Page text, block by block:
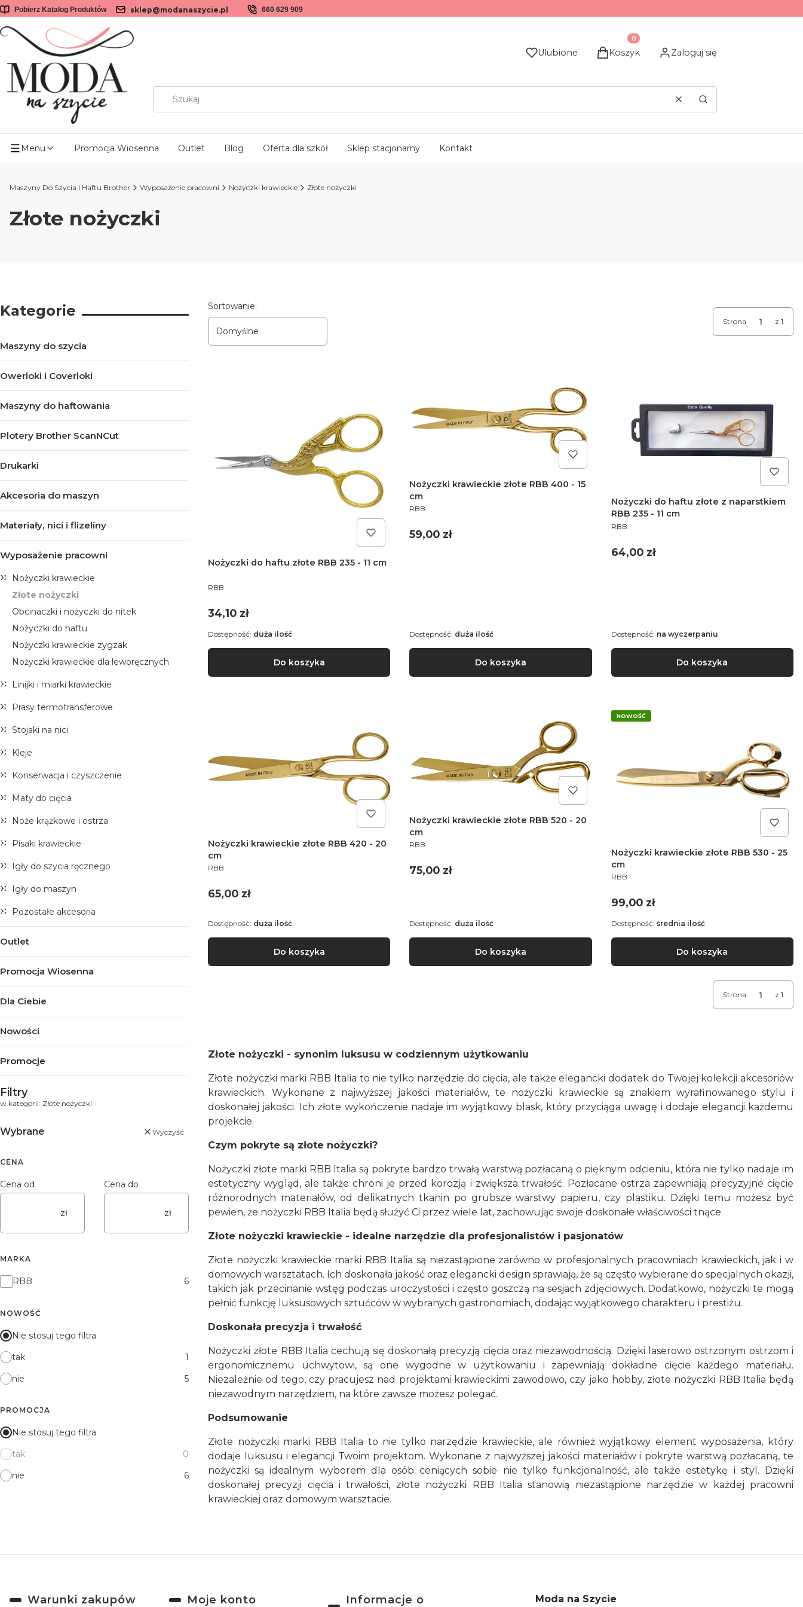
Pobierz Katalog Produktów sklep@modanaszycie.pl 660 629 909
Ulubione
Produkty w koszyku: 0. Zobacz szczegóły
Koszyk Zaloguj się
WyczyśćSzukaj
Menu Promocja Wiosenna Outlet Blog Oferta dla szkół Sklep stacjonarny Kontakt
Maszyny Do Szycia I Haftu Brother Wyposażenie pracowni Nożyczki krawieckie Złote nożyczki
Złote nożyczki
Kategorie
Maszyny do szycia
Owerloki i Coverloki
Maszyny do haftowania
Plotery Brother ScanNCut
Drukarki
Akcesoria do maszyn
Materiały, nici i flizeliny
Wyposażenie pracowni
Nożyczki krawieckie
Złote nożyczki
Obcinaczki i nożyczki do nitek
Nożyczki do haftu
Nożyczki krawieckie zygzak
Nożyczki krawieckie dla leworęcznych
Linijki i miarki krawieckie
Prasy termotransferowe
Stojaki na nici
Kleje
Konserwacja i czyszczenie
Maty do cięcia
Noże krążkowe i ostrza
Pisaki krawieckie
Igły do szycia ręcznego
Igły do maszyn
Pozostałe akcesoria
Outlet
Promocja Wiosenna
Dla Ciebie
Nowości
Promocje
Filtry
w kategorii: Złote nożyczki
Wybrane Wyczyść
CENA
Cena od
zł
Cena do
zł
MARKA
Marka
RBB 6
NOWOŚĆ
Nie stosuj tego filtra
tak
1
nie
5
PROMOCJA
Nie stosuj tego filtra
tak
0
nie
6
Lista produktów
Sortowanie:
Domyślne
Strona z 1
Nożyczki do haftu złote RBB 235 - 11 cm
PRODUCENT
RBB
Cena
34,10 zł
Do koszyka
Dostępność: duża ilość
Nożyczki krawieckie złote RBB 400 - 15
cm
PRODUCENT
RBB
Cena
59,00 zł
Do koszyka
Dostępność: duża ilość
Nożyczki do haftu złote z naparstkiem
RBB 235 - 11 cm
PRODUCENT
RBB
Cena
64,00 zł
Do koszyka
Dostępność: na wyczerpaniu
Nożyczki krawieckie złote RBB 420 - 20
cm
PRODUCENT
RBB
Cena
65,00 zł
Do koszyka
Dostępność: duża ilość
Nożyczki krawieckie złote RBB 520 - 20
cm
PRODUCENT
RBB
Cena
75,00 zł
Do koszyka
Dostępność: duża ilość
NOWOŚĆ
Nożyczki krawieckie złote RBB 530 - 25
cm
PRODUCENT
RBB
Cena
99,00 zł
Do koszyka
Dostępność: średnia ilość
Strona z 1
Złote nożyczki - synonim luksusu w codziennym użytkowaniu
Złote nożyczki marki RBB Italia to nie tylko narzędzie do cięcia, ale także elegancki dodatek do Twojej kolekcji akcesoriów
krawieckich. Wykonane z najwyższej jakości materiałów, te nożyczki krawieckie są znakiem wyrafinowanego stylu i
doskonałej jakości. Ich złote wykończenie nadaje im wyjątkowy blask, który przyciąga uwagę i dodaje elegancji każdemu
projekcie.
Czym pokryte są złote nożyczki?
Nożyczki złote marki RBB Italia są pokryte bardzo trwałą warstwą pozłacaną o pięknym odcieniu, która nie tylko nadaje im
estetyczny wygląd, ale także chroni je przed korozją i zwiększa trwałość. Pozłacane ostrza zapewniają precyzyjne cięcie
różnorodnych materiałów, od delikatnych tkanin po grubsze warstwy papieru, czy plastiku. Dzięki temu możesz być
pewien, że nożyczki RBB Italia będą służyć Ci przez wiele lat, zachowując swoje doskonałe właściwości tnące.
Złote nożyczki krawieckie - idealne narzędzie dla profesjonalistów i pasjonatów
Złote nożyczki krawieckie marki RBB Italia są niezastąpione zarówno w profesjonalnych pracowniach krawieckich, jak i w
domowych warsztatach. Ich doskonała jakość oraz elegancki design sprawiają, że są często wybierane do specjalnych okazji,
takich jak przecinanie wstęg podczas uroczystości i często goszczą na sesjach zdjęciowych. Dodatkowo, nożyczki te mogą
pełnić funkcję luksusowych sztućców w wybranych gastronomiach, dodając wyjątkowego charakteru i prestiżu.
Doskonała precyzja i trwałość
Nożyczki złote RBB Italia cechują się doskonałą precyzją cięcia oraz niezawodnością. Dzięki laserowo ostrzonym ostrzom i
ergonomicznemu uchwytowi, są one wygodne w użytkowaniu i zapewniają dokładne cięcie każdego materiału.
Niezależnie od tego, czy pracujesz nad projektami krawieckimi zawodowo, czy jako hobby, złote nożyczki RBB Italia będą
niezawodnym narzędziem, na które zawsze możesz polegać.
Podsumowanie
Złote nożyczki marki RBB Italia to nie tylko narzędzie krawieckie, ale również wyjątkowy element wyposażenia, który
dodaje luksusu i elegancji Twoim projektom. Wykonane z najwyższej jakości materiałów i pokryte warstwą pozłacaną, te
nożyczki są idealnym wyborem dla osób ceniących sobie nie tylko funkcjonalność, ale także estetykę i styl. Dzięki
doskonałej precyzji cięcia i trwałości, złote nożyczki RBB Italia stanowią niezastąpione narzędzie w każdej pracowni
krawieckiej oraz domowym warsztacie.
Linki w stopce
Warunki zakupów Moje konto
Informacje o
Moda na Szycie